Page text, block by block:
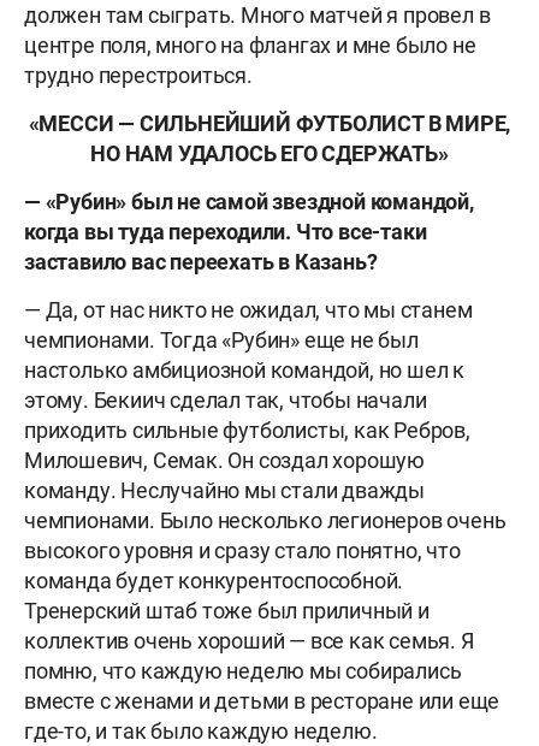
должен там сыграть. Много матчей я провел в
центре поля, много на флангах и мне было не
трудно перестроиться.
«МЕССИ — СИЛЬНЕЙШИЙ ФУТБОЛИСТ В МИРЕ,
НО НАМ УДАЛОСЬ ЕГО СДЕРЖАТЬ»
— «Рубин» был не самой звездной командой,
когда вы туда переходили. Что все-таки
заставило вас переехать в Казань?
— Да, от нас никто не ожидал, что мы станем
чемпионами. Тогда «Рубин» еще не был
настолько амбициозной командой, но шел к
этому. Бекиич сделал так, чтобы начали
приходить сильные футболисты, как Ребров,
Милошевич, Семак. Он создал хорошую
команду. Неслучайно мы стали дважды
чемпионами. Было несколько легионеров очень
высокого уровня и сразу стало понятно, что
команда будет конкурентоспособной.
Тренерский штаб тоже был приличный и
коллектив очень хороший — все как семья. Я
помню, что каждую неделю мы собирались
вместе с женами и детьми в ресторане или еще
где-то, и так было каждую неделю.